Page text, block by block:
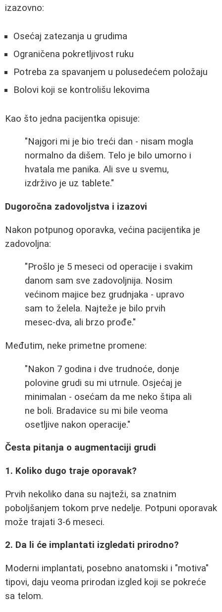
izazovno:
Osećaj zatezanja u grudima
Ograničena pokretljivost ruku
Potreba za spavanjem u polusedećem položaju
Bolovi koji se kontrolišu lekovima
Kao što jedna pacijentka opisuje:
"Najgori mi je bio treći dan - nisam mogla
normalno da dišem. Telo je bilo umorno i
hvatala me panika. Ali sve u svemu,
izdrživo je uz tablete."
Dugoročna zadovoljstva i izazovi
Nakon potpunog oporavka, većina pacijentika je
zadovoljna:
"Prošlo je 5 meseci od operacije i svakim
danom sam sve zadovoljnija. Nosim
većinom majice bez grudnjaka - upravo
sam to želela. Najteže je bilo prvih
mesec-dva, ali brzo prođe."
Međutim, neke primetne promene:
"Nakon 7 godina i dve trudnoće, donje
polovine grudi su mi utrnule. Osjećaj je
minimalan - osećam da me neko štipa ali
ne boli. Bradavice su mi bile veoma
osetljive nakon operacije."
Česta pitanja o augmentaciji grudi
1. Koliko dugo traje oporavak?
Prvih nekoliko dana su najteži, sa znatnim
poboljšanjem tokom prve nedelje. Potpuni oporavak
može trajati 3-6 meseci.
2. Da li će implantati izgledati prirodno?
Moderni implantati, posebno anatomski i "motiva"
tipovi, daju veoma prirodan izgled koji se pokreće
sa telom.